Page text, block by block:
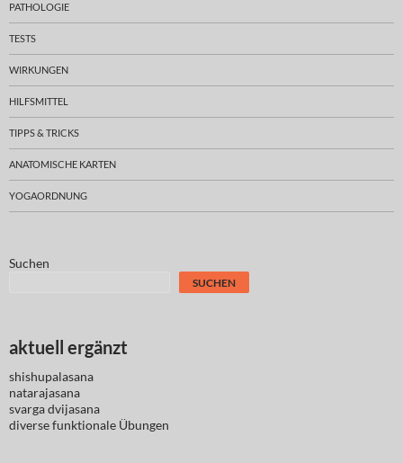
PATHOLOGIE
TESTS
WIRKUNGEN
HILFSMITTEL
TIPPS & TRICKS
ANATOMISCHE KARTEN
YOGAORDNUNG
Suchen
SUCHEN
aktuell ergänzt
shishupalasana
natarajasana
svarga dvijasana
diversefunktionale Übungen